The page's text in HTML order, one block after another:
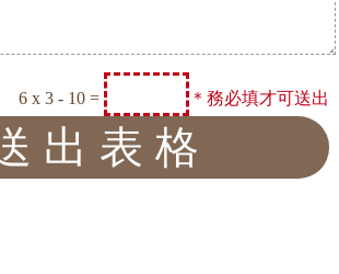
6 x 3 - 10 = ＊務必填才可送出